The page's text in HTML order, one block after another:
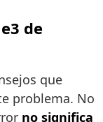
de
que
problema. No
no significa